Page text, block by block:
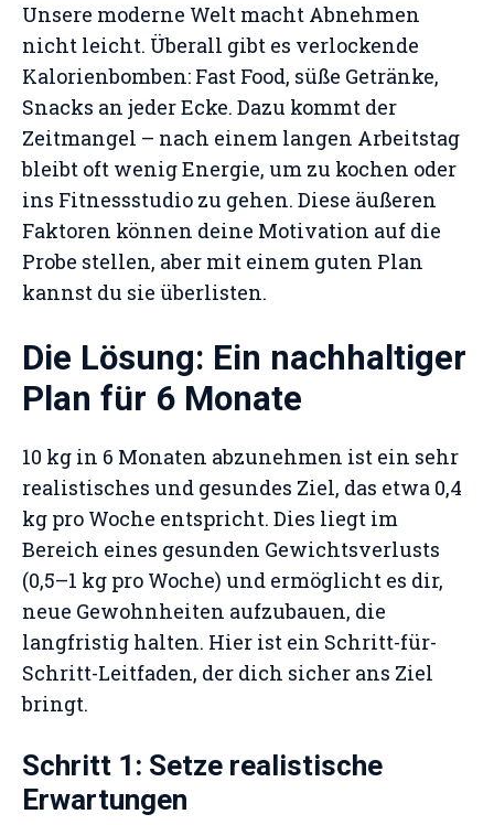
Unsere moderne Welt macht Abnehmen
nicht leicht. Überall gibt es verlockende
Kalorienbomben: Fast Food, süße Getränke,
Snacks an jeder Ecke. Dazu kommt der
Zeitmangel – nach einem langen Arbeitstag
bleibt oft wenig Energie, um zu kochen oder
ins Fitnessstudio zu gehen. Diese äußeren
Faktoren können deine Motivation auf die
Probe stellen, aber mit einem guten Plan
kannst du sie überlisten.
Die Lösung: Ein nachhaltiger
Plan für 6 Monate
10 kg in 6 Monaten abzunehmen ist ein sehr
realistisches und gesundes Ziel, das etwa 0,4
kg pro Woche entspricht. Dies liegt im
Bereich eines gesunden Gewichtsverlusts
(0,5–1 kg pro Woche) und ermöglicht es dir,
neue Gewohnheiten aufzubauen, die
langfristig halten. Hier ist ein Schritt-für-
Schritt-Leitfaden, der dich sicher ans Ziel
bringt.
Schritt 1: Setze realistische
Erwartungen